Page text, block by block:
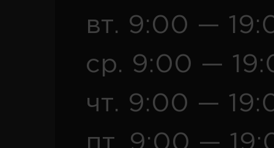
вт. 9:00 —
ср. 9:00 —
чт. 9:00 —
пт. 9:00 —